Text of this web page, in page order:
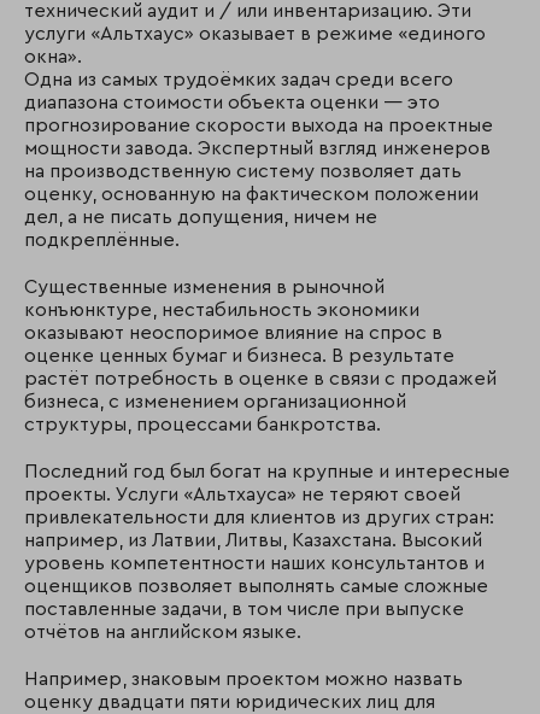
технический аудит и / или инвентаризацию. Эти
услуги «Альтхаус» оказывает в режиме «единого
окна».
Одна из самых трудоёмких задач среди всего
диапазона стоимости объекта оценки — это
прогнозирование скорости выхода на проектные
мощности завода. Экспертный взгляд инженеров
на производственную систему позволяет дать
оценку, основанную на фактическом положении
дел, а не писать допущения, ничем не
подкреплённые.
Существенные изменения в рыночной
конъюнктуре, нестабильность экономики
оказывают неоспоримое влияние на спрос в
оценке ценных бумаг и бизнеса. В результате
растёт потребность в оценке в связи с продажей
бизнеса, с изменением организационной
структуры, процессами банкротства.
Последний год был богат на крупные и интересные
проекты. Услуги «Альтхауса» не теряют своей
привлекательности для клиентов из других стран:
например, из Латвии, Литвы, Казахстана. Высокий
уровень компетентности наших консультантов и
оценщиков позволяет выполнять самые сложные
поставленные задачи, в том числе при выпуске
отчётов на английском языке.
Например, знаковым проектом можно назвать
оценку двадцати пяти юридических лиц для